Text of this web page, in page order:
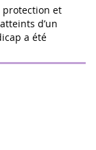
protection et
d’un
a été
sta
la vie ed